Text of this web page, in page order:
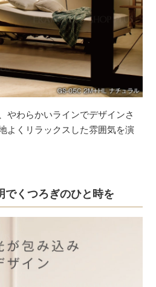
やわらかいラインでデザインさ
よくリラックスした雰囲気を演
でくつろぎのひと時を